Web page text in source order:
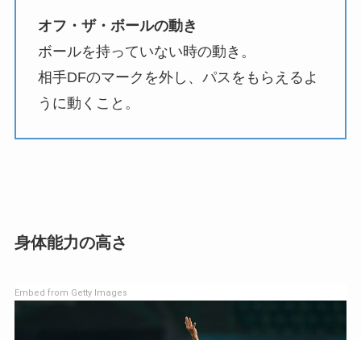
オフ・ザ・ボールの動き
ボールを持っていない時の動き。
相手DFのマークを外し、パスをもらえるよ
うに動くこと。
身体能力の高さ
Embed from Getty Images